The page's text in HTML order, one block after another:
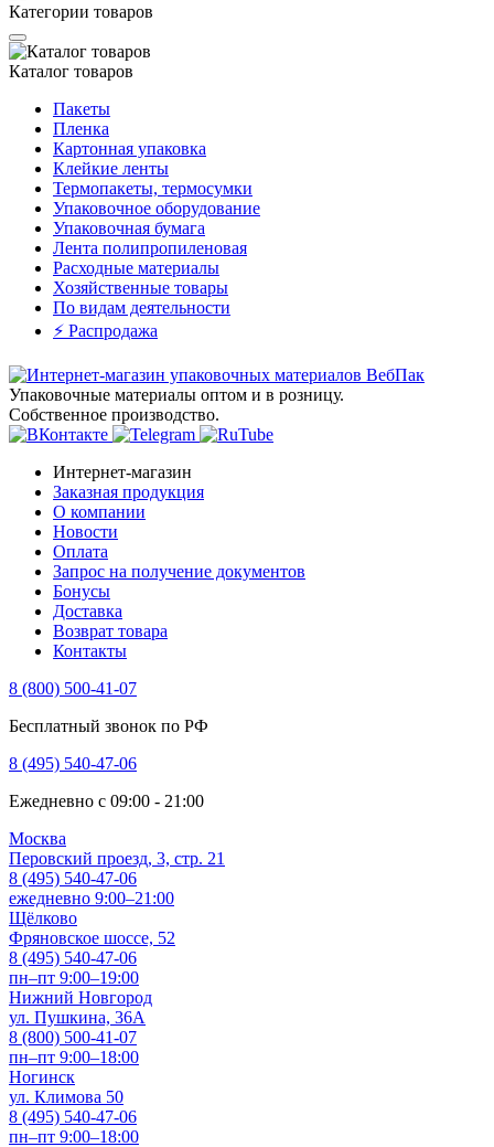
Категории товаров
Каталог товаров
Пакеты
Пленка
Картонная упаковка
Клейкие ленты
Термопакеты, термосумки
Упаковочное оборудование
Упаковочная бумага
Лента полипропиленовая
Расходные материалы
Хозяйственные товары
По видам деятельности
⚡️ Распродажа
Упаковочные материалы оптом и в розницу.
Собственное производство.
Интернет-магазин
Заказная продукция
О компании
Новости
Оплата
Запрос на получение документов
Бонусы
Доставка
Возврат товара
Контакты
8 (800) 500-41-07
Бесплатный звонок по РФ
8 (495) 540-47-06
Ежедневно с 09:00 - 21:00
Москва
Перовский проезд, 3, стр. 21
8 (495) 540-47-06
ежедневно 9:00–21:00
Щёлково
Фряновское шоссе, 52
8 (495) 540-47-06
пн–пт 9:00–19:00
Нижний Новгород
ул. Пушкина, 36А
8 (800) 500-41-07
пн–пт 9:00–18:00
Ногинск
ул. Климова 50
8 (495) 540-47-06
пн–пт 9:00–18:00